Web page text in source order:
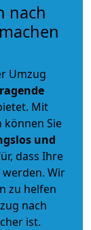
nach
Umzug
Mit
Sie
und
dass Ihre
Wir
zu helfen
nach
ist.